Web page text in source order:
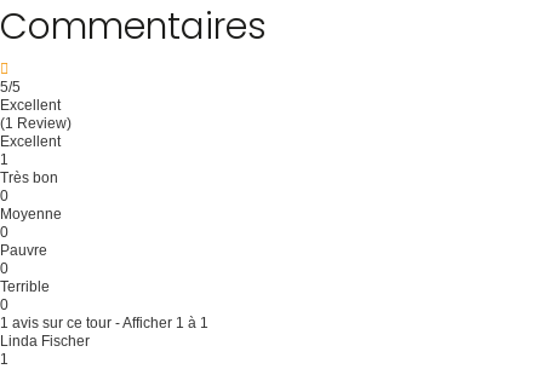
Commentaires
5/5
Excellent
(1 Review)
Excellent
1
Très bon
0
Moyenne
0
Pauvre
0
Terrible
0
1 avis sur ce tour - Afficher 1 à 1
Linda Fischer
1